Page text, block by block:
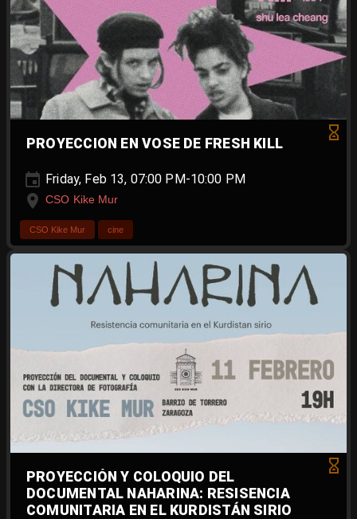
PROYECCION EN VOSE DE FRESH KILL
Friday, Feb 13, 07:00 PM-10:00 PM
CSO Kike Mur
CSO Kike Mur cine
PROYECCIÓN Y COLOQUIO DEL
DOCUMENTAL NAHARINA: RESISENCIA
COMUNITARIA EN EL KURDISTÁN SIRIO